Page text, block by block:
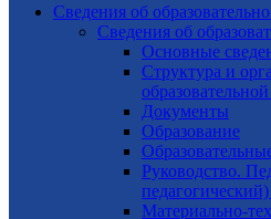
Сведения об
Сведения об
Основные
Структура и
Документы
Образование
Руководство.
педагогический)
Материально-